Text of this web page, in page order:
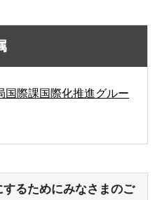
国際課国際化推進グルー
るためにみなさまのご